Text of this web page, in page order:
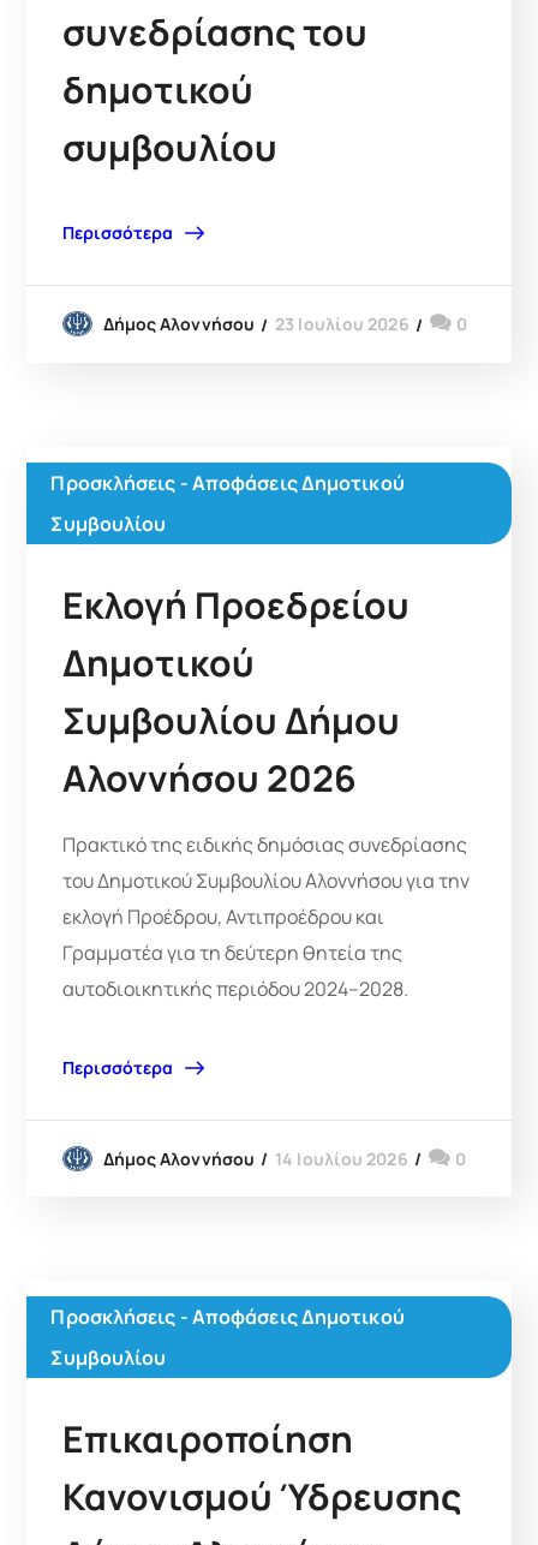
συνεδρίασης του
δημοτικού
συμβουλίου
Περισσότερα
Δήμος Αλοννήσου 23 Ιουλίου 2026 0
Προσκλήσεις - Αποφάσεις Δημοτικού
Συμβουλίου
Εκλογή Προεδρείου
Δημοτικού
Συμβουλίου Δήμου
Αλοννήσου 2026
Πρακτικό της ειδικής δημόσιας συνεδρίασης
του Δημοτικού Συμβουλίου Αλοννήσου για την
εκλογή Προέδρου, Αντιπροέδρου και
Γραμματέα για τη δεύτερη θητεία της
αυτοδιοικητικής περιόδου 2024–2028.
Περισσότερα
Δήμος Αλοννήσου 14 Ιουλίου 2026 0
Προσκλήσεις - Αποφάσεις Δημοτικού
Συμβουλίου
Επικαιροποίηση
Κανονισμού Ύδρευσης